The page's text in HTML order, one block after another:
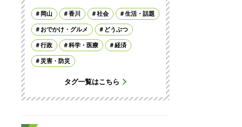
岡山 香川 社会 生活・話題
おでかけ・グルメ どうぶつ
行政 科学・医療 経済
災害・防災
タグ一覧はこちら